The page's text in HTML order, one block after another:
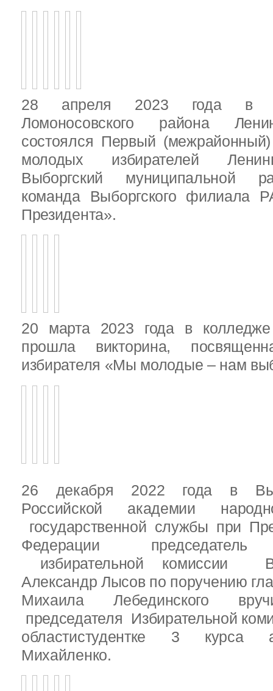
28 апреля 2023 года в
Ломоносовского района
состоялся Первый
молодых избирателей
Выборгский муниципальной
команда Выборгского филиала
Президента».
20 марта 2023 года в колледже
прошла викторина,
избирателя «Мы молодые – нам
26 декабря 2022 года в
Российской академии
государственной службы при
Федерации председатель
избирательной комиссии
Александр Лысов по поручению
Михаила Лебединского
председателя Избирательной
областистудентке 3 курса
Михайленко.